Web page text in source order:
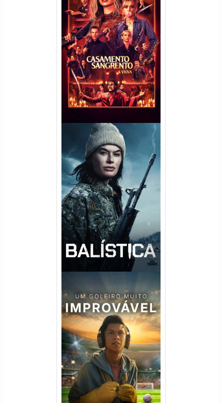
Casamento Sangrento: A
Viúva Torrent (2026) WEB-DL
720p/1080p/4K Dual Áudio
Balística Torrent (2025) WEB-
DL 1080p Dual Áudio
Um Goleiro Muito Improvável
Torrent (2026) WEB-DL 1080p
Dual Áudio